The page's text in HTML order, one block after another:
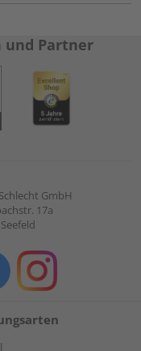
und Partner
GmbH
17a